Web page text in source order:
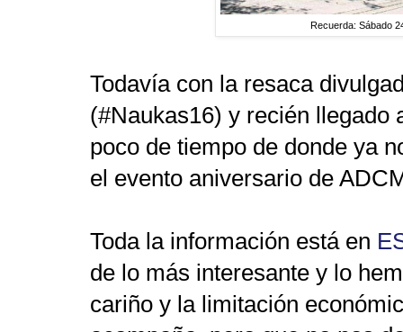
Recuerda: Sábado
Todavía con la resaca
(#Naukas16) y recién llegado
poco de tiempo de donde ya
el evento aniversario de
Toda la información está en
de lo más interesante y lo
cariño y la limitación